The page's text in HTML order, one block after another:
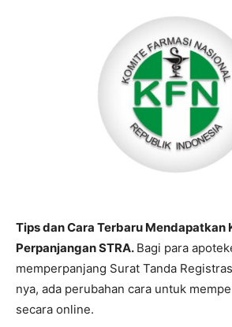
Tips dan Cara Terbaru Mendapatkan
Perpanjangan STRA. Bagi para
memperpanjang Surat Tanda
nya, ada perubahan cara untuk
secara online.